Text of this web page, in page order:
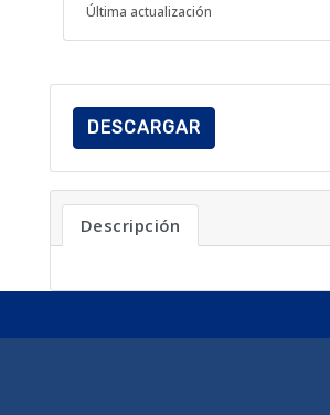
Última actualización
DESCARGAR
Descripción